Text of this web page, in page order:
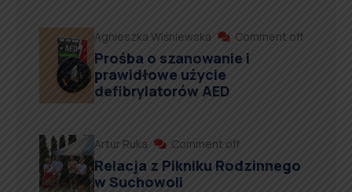
Agnieszka Wiśniewska Comment off
Prośba o szanowanie i
prawidłowe użycie
defibrylatorów AED
Artur Ruka Comment off
Relacja z Pikniku Rodzinnego
w Suchowoli